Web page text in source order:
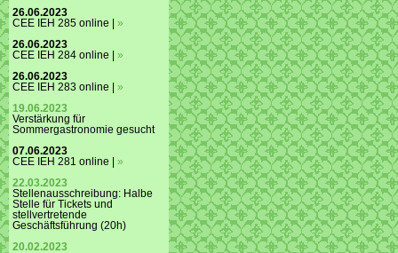
26.06.2023
CEE IEH 285 online | »
26.06.2023
CEE IEH 284 online | »
26.06.2023
CEE IEH 283 online | »
19.06.2023
Verstärkung für
Sommergastronomie gesucht
07.06.2023
CEE IEH 281 online | »
22.03.2023
Stellenausschreibung: Halbe
Stelle für Tickets und
stellvertretende
Geschäftsführung (20h)
20.02.2023